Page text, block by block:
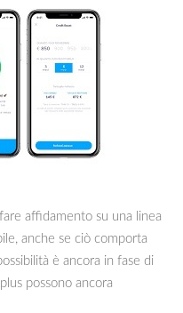
affidamento su una linea
anche se ciò comporta
è ancora in fase di
possono ancora